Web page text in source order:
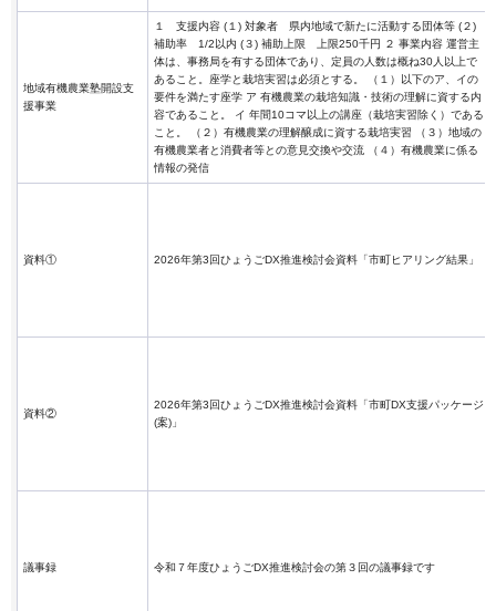
地域有機農業塾開設支
援事業
１ 支援内容 (１) 対象者 県内地域で新たに活動する団体等 (２)
補助率 1/2以内 (３) 補助上限 上限250千円 ２ 事業内容 運営主
体は、事務局を有する団体であり、定員の人数は概ね30人以上で
あること。座学と栽培実習は必須とする。 （１）以下のア、イの
要件を満たす座学 ア 有機農業の栽培知識・技術の理解に資する内
容であること。 イ 年間10コマ以上の講座（栽培実習除く）である
こと。 （２）有機農業の理解醸成に資する栽培実習 （３）地域の
有機農業者と消費者等との意見交換や交流 （４）有機農業に係る
情報の発信
資料① 2026年第3回ひょうごDX推進検討会資料「市町ヒアリング結果」
資料②
2026年第3回ひょうごDX推進検討会資料「市町DX支援パッケージ
(案)」
議事録 令和７年度ひょうごDX推進検討会の第３回の議事録です